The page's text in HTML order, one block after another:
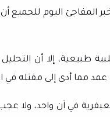
اليوم للجميع
إلا أن التحليل
مما أدى إلى مقتله في
في آن واحد، ولا